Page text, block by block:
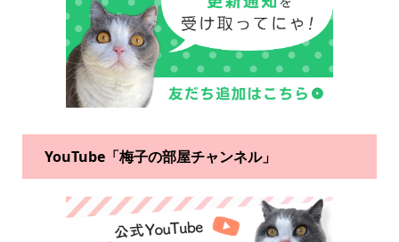
YouTube「梅子の部屋チャンネル」